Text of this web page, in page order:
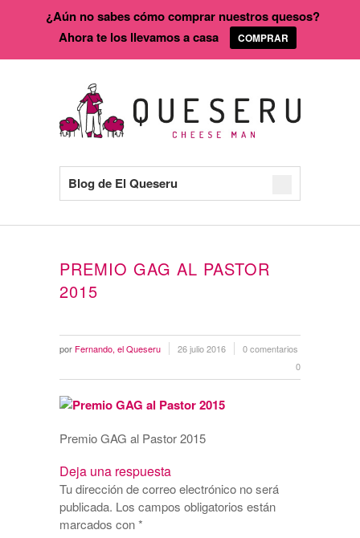
Blog de El Queseru
PREMIO GAG AL PASTOR
2015
por Fernando, el Queseru 26 julio 2016
0 comentarios
0
Premio GAG al Pastor 2015
Deja una respuesta
Tu dirección de correo electrónico no será
publicada. Los campos obligatorios están
marcados con*
¿Aún no sabes cómo comprar nuestros quesos?
Ahora te los llevamos a casa
COMPRAR